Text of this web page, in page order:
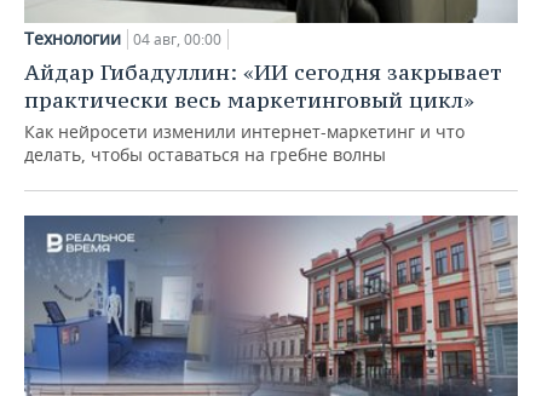
Технологии 04 авг, 00:00
Айдар Гибадуллин: «ИИ сегодня закрывает
практически весь маркетинговый цикл»
Как нейросети изменили интернет-маркетинг и что
делать, чтобы оставаться на гребне волны